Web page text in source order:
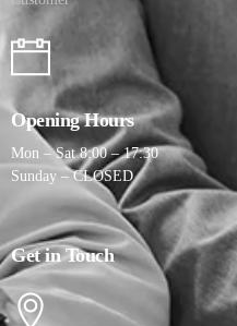
Opening Hours
Mon – Sat 8:00 – 17:30
Sunday – CLOSED
Get in Touch